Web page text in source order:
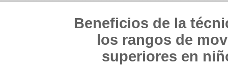
Beneficios de la
los rangos de
superiores en